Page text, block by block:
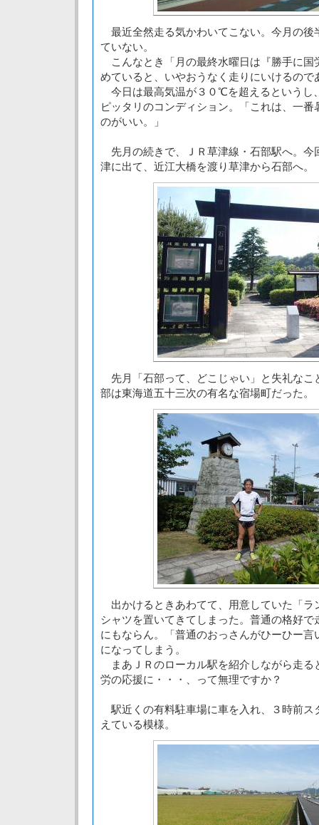
最近全然走る気かわいてこない。今月の後
ていない。
こんなとき「月の最終水曜日は『勝手に国
めていると、いやおうなく走りにいけるので
今日は最高気温が３０℃を超えるというし
ピッタリのコンディション。「これは、一
のがいい。」
先月の続きで、ＪＲ草津線・石部駅へ。今
津に出て、近江大橋を渡り草津から石部へ。
先月「石部って、どこじゃい」と失礼なこ
部は東海道五十三次の有名な宿場町だった。
出かけるときあわてて、用意していた「ラ
シャツを置いてきてしまった。普通の格好
にもならん。「普通のおっさんがひーひー
になってしまう。
まあＪＲのローカル駅を紹介しながら走る
労の応援に・・・、って無理ですか？
駅近くの有料駐車場に車を入れ、３時前
えている模様。